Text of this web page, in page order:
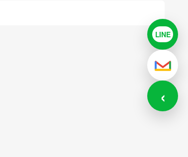
LINELINEで
メール
‹